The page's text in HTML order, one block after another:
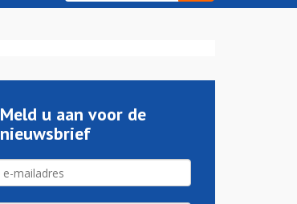
Meld u aan voor de
nieuwsbrief